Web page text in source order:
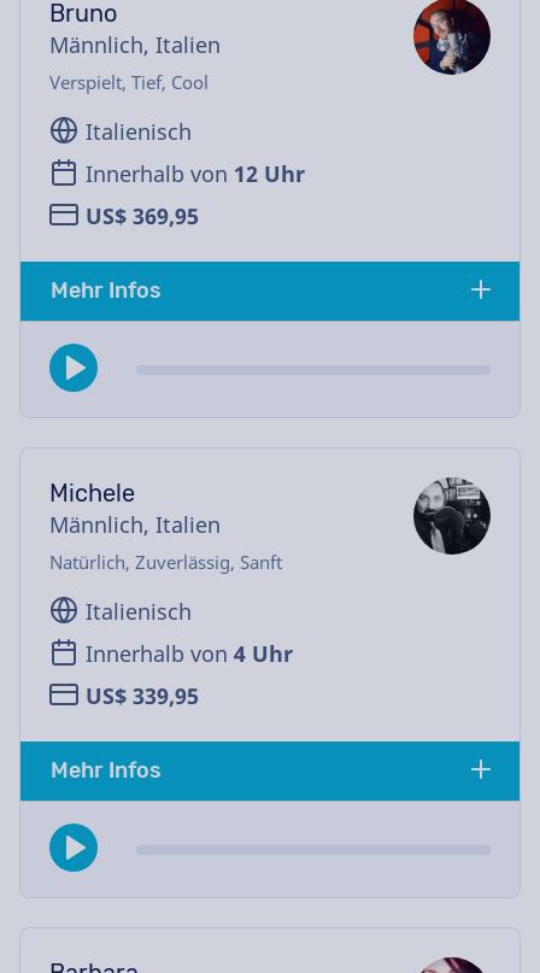
Bruno
Männlich, Italien
Verspielt, Tief, Cool
Italienisch
Innerhalb von 12 Uhr
US$ 369,95
Mehr Infos
Michele
Männlich, Italien
Natürlich, Zuverlässig, Sanft
Italienisch
Innerhalb von 4 Uhr
US$ 339,95
Mehr Infos